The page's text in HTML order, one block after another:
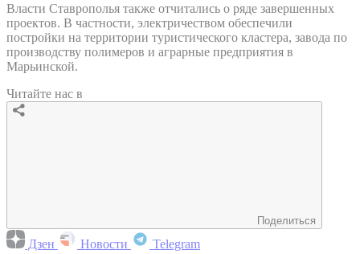
Власти Ставрополья также отчитались о ряде завершенных
проектов. В частности, электричеством обеспечили
постройки на территории туристического кластера, завода по
производству полимеров и аграрные предприятия в
Марьинской.
Читайте нас в
Поделиться
Дзен Новости Telegram